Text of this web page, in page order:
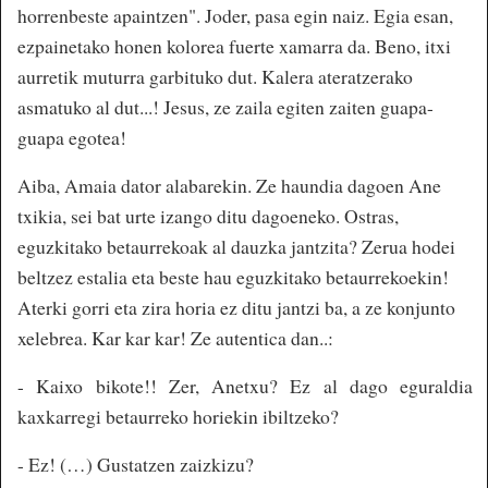
horrenbeste apaintzen". Joder, pasa egin naiz. Egia esan,
ezpainetako honen kolorea fuerte xamarra da. Beno, itxi
aurretik muturra garbituko dut. Kalera ateratzerako
asmatuko al dut...! Jesus, ze zaila egiten zaiten guapa-
guapa egotea!
Aiba, Amaia dator alabarekin. Ze haundia dagoen Ane
txikia, sei bat urte izango ditu dagoeneko. Ostras,
eguzkitako betaurrekoak al dauzka jantzita? Zerua hodei
beltzez estalia eta beste hau eguzkitako betaurrekoekin!
Aterki gorri eta zira horia ez ditu jantzi ba, a ze konjunto
xelebrea. Kar kar kar! Ze autentica dan..:
- Kaixo bikote!! Zer, Anetxu? Ez al dago eguraldia
kaxkarregi betaurreko horiekin ibiltzeko?
- Ez! (…) Gustatzen zaizkizu?